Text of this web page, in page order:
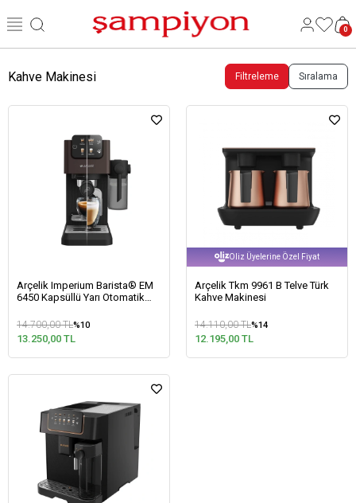
0
Kahve Makinesi Filtreleme Sıralama
Arçelik Imperium Barista® EM
6450 Kapsüllü Yarı Otomatik
14.700,00 TL%10
13.250,00 TL
Oliz Üyelerine Özel Fiyat
Arçelik Tkm 9961 B Telve Türk
Kahve Makinesi
14.110,00 TL%14
12.195,00 TL